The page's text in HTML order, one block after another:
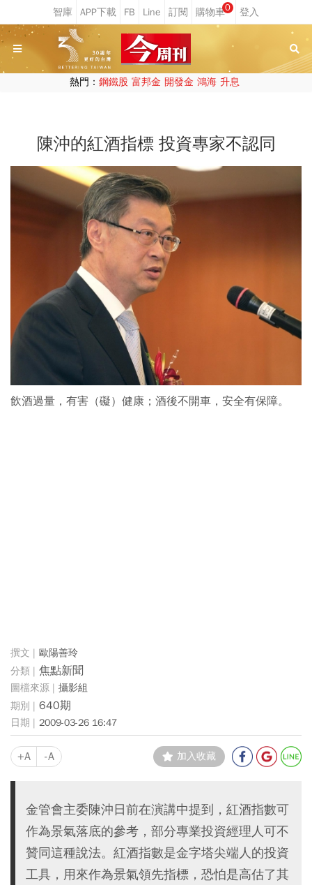
0
熱門： 鋼鐵股 富邦金 開發金 鴻海 升息
陳沖的紅酒指標 投資專家不認同
飲酒過量，有害（礙）健康；酒後不開車，安全有保障。
歐陽善玲
焦點新聞
攝影組
640期
2009-03-26 16:47
+A -A 加入收藏
金管會主委陳沖日前在演講中提到，紅酒指數可
作為景氣落底的參考，部分專業投資經理人可不
贊同這種說法。紅酒指數是金字塔尖端人的投資
工具，用來作為景氣領先指標，恐怕是高估了其